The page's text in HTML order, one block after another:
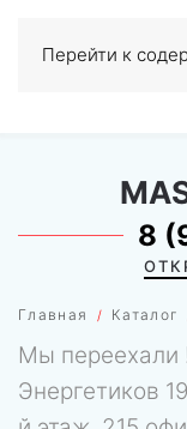
Перейти к
0
Главная Каталог
8
Мы переехали
Энергетиков